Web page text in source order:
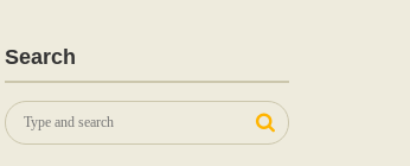
Search